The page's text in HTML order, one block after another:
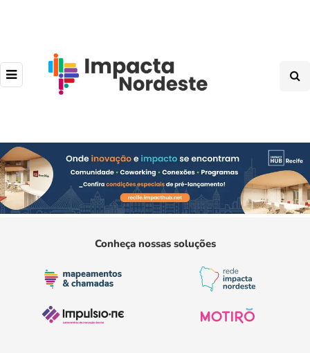
Conheça nossas soluções